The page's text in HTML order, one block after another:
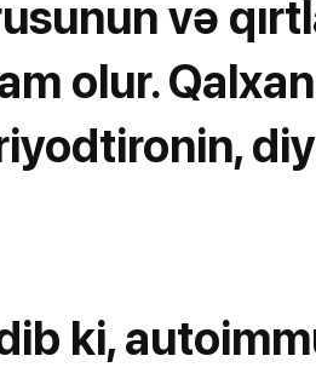
və
olur.
ki,